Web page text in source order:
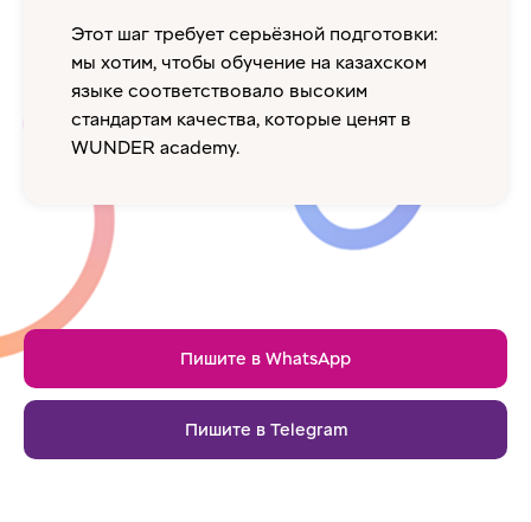
Этот шаг требует серьёзной подготовки:
мы хотим, чтобы обучение на казахском
языке соответствовало высоким
стандартам качества, которые ценят в
WUNDER academy.
Пишите в WhatsApp
Пишите в Telegram